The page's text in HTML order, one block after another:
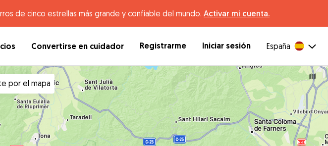
de cinco estrellas más grande y confiable del mundo. Activar mi cuenta.
Convertirse en cuidador Registrarme Iniciar sesión España
por el mapa